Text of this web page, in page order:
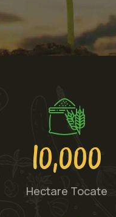
10,000
Hectare Tocate